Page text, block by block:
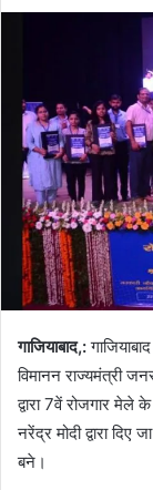
गाजियाबाद,:
विमानन राज्यमंत्री
द्वारा 7वें रोजगार मेले
नरेंद्र मोदी द्वारा दिए
बने।